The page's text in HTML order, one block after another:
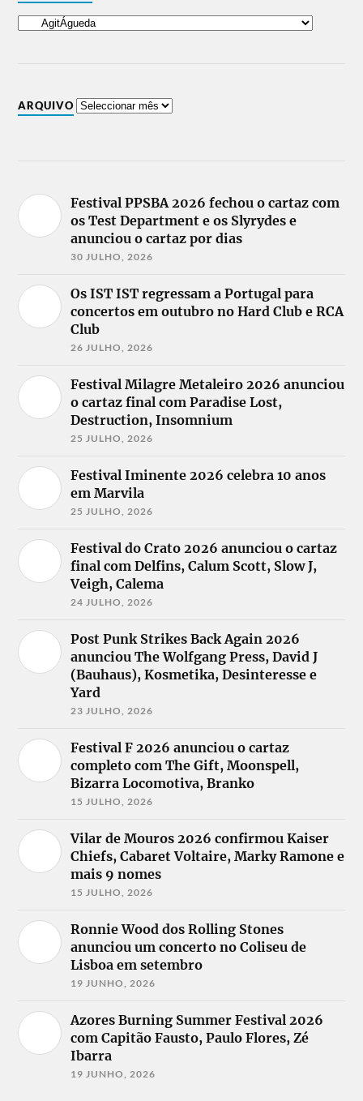
ARQUIVO
Festival PPSBA 2026 fechou o cartaz com
os Test Department e os Slyrydes e
anunciou o cartaz por dias
30 JULHO, 2026
Os IST IST regressam a Portugal para
concertos em outubro no Hard Club e RCA
Club
26 JULHO, 2026
Festival Milagre Metaleiro 2026 anunciou
o cartaz final com Paradise Lost,
Destruction, Insomnium
25 JULHO, 2026
Festival Iminente 2026 celebra 10 anos
em Marvila
25 JULHO, 2026
Festival do Crato 2026 anunciou o cartaz
final com Delfins, Calum Scott, Slow J,
Veigh, Calema
24 JULHO, 2026
Post Punk Strikes Back Again 2026
anunciou The Wolfgang Press, David J
(Bauhaus), Kosmetika, Desinteresse e
Yard
23 JULHO, 2026
Festival F 2026 anunciou o cartaz
completo com The Gift, Moonspell,
Bizarra Locomotiva, Branko
15 JULHO, 2026
Vilar de Mouros 2026 confirmou Kaiser
Chiefs, Cabaret Voltaire, Marky Ramone e
mais 9 nomes
15 JULHO, 2026
Ronnie Wood dos Rolling Stones
anunciou um concerto no Coliseu de
Lisboa em setembro
19 JUNHO, 2026
Azores Burning Summer Festival 2026
com Capitão Fausto, Paulo Flores, Zé
Ibarra
19 JUNHO, 2026